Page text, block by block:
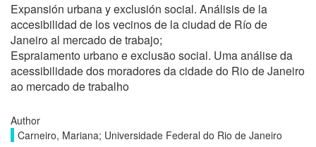
Expansión urbana y exclusión social. Análisis de la
accesibilidad de los vecinos de la ciudad de Río de
Janeiro al mercado de trabajo;
Espraiamento urbano e exclusão social. Uma análise da
acessibilidade dos moradores da cidade do Rio de Janeiro
ao mercado de trabalho
Author
Carneiro, Mariana; Universidade Federal do Rio de Janeiro